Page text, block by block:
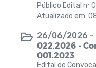
PROCESSO
Público Edital nº
Atualizado em:
26/06/2026 -
022.2026 -
001.2023
Edital de